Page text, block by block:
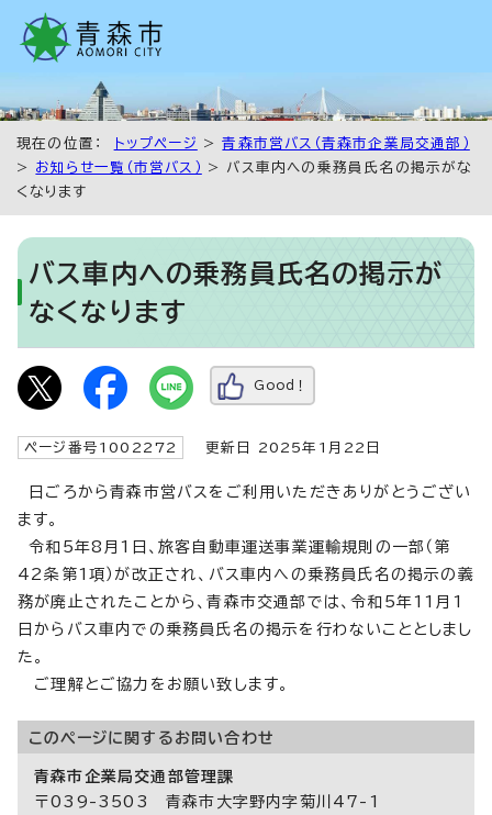
現在の位置： トップページ >青森市営バス（青森市企業局交通部）
> お知らせ一覧（市営バス）
> バス車内への乗務員氏名の掲示がな
くなります
バス車内への乗務員氏名の掲示が
なくなります
Good！
ページ番号1002272 更新日 2025年1月22日
日ごろから青森市営バスをご利用いただきありがとうござい
ます。
令和5年8月1日、旅客自動車運送事業運輸規則の一部（第
42条第1項）が改正され、バス車内への乗務員氏名の掲示の義
務が廃止されたことから、青森市交通部では、令和5年11月1
日からバス車内での乗務員氏名の掲示を行わないこととしまし
た。
ご理解とご協力をお願い致します。
このページに関する お問い合わせ
青森市企業局交通部管理課
〒039-3503 青森市大字野内字菊川47-1